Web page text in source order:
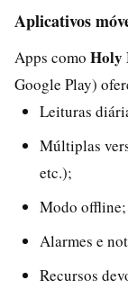
Aplicativos
Apps como Holy
Google Play)
Leituras
Múltiplas
etc.);
Modo offline;
Alarmes e
Recursos